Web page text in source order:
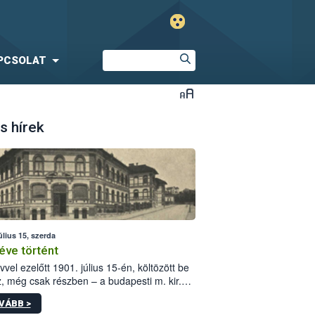
hírek
15, szerda
történt
ezelőtt 1901. július 15-én, költözött be
még csak részben – a budapesti m. kir.
állomás a Kis Rókus utca
alatti, Czigler Győző által tervezett új
>